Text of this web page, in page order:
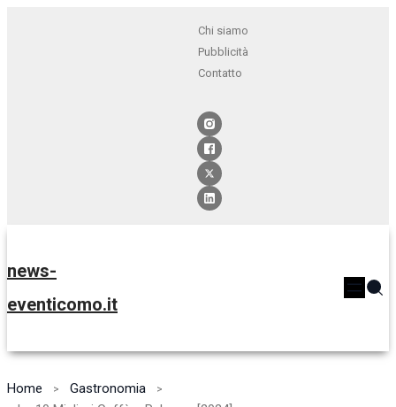
Chi siamo
Pubblicità
Contatto
news-
eventicomo.it
Home
Gastronomia